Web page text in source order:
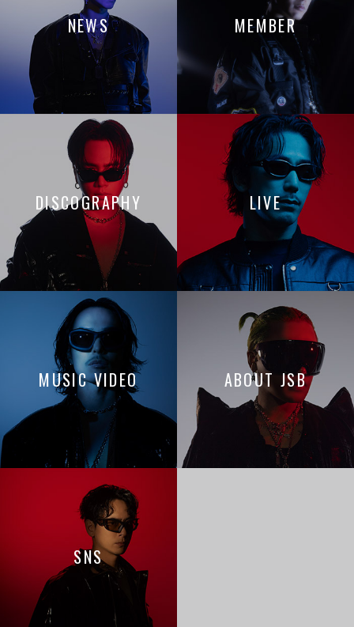
NEWS MEMBER
DISCOGRAPHY LIVE
MUSIC VIDEO ABOUT JSB
SNS